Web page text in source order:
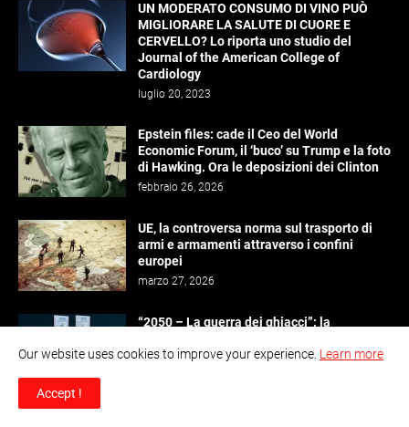
UN MODERATO CONSUMO DI VINO PUÒ
MIGLIORARE LA SALUTE DI CUORE E
CERVELLO? Lo riporta uno studio del
Journal of the American College of
Cardiology
luglio 20, 2023
Epstein files: cade il Ceo del World
Economic Forum, il ‘buco’ su Trump e la foto
di Hawking. Ora le deposizioni dei Clinton
febbraio 26, 2026
UE, la controversa norma sul trasporto di
armi e armamenti attraverso i confini
europei
marzo 27, 2026
“2050 – La guerra dei ghiacci”: la
Tonini e Cecilia Sandroni al Campus
Our website uses cookies to improve your experience. Learn more
Accept !